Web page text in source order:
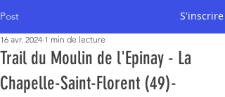
Post S'inscrire
Trail du Moulin de l'Epinay - La
Chapelle-Saint-Florent (49)-
16 avr. 2024 1 min de lecture